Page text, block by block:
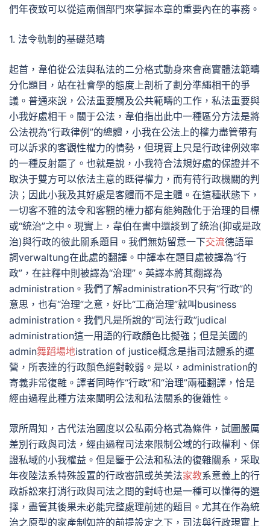
們年夜致可以從這兩個部門來掌握本章的重要內在的事務。
1. 法令軌制的基礎范疇
起首，韋伯從公法與私法的二分格式動身來會商實體法範疇
分化題目，站在社會學的態度上剖析了劃分準繩相干的爭
議。普通來說，公法重要觸及公共範疇的工作，私法重要與
小我好處相干。關于公法，韋伯指出此中一種區分方法是將
公法視為“行政律例”的總體，小我在公法上的權力盡管帶有
可以訴求的客觀性權力的情勢，但現實上只是行政律例效率
的一種反射罷了。也就是說，小我符合法規好處的保證并不
取決于雙方可以依法主意的既得權力，而有待行政機關的判
決；因此小我及其好處是客體而不是主體。在這種狀態下，
一切客不雅的法令和客觀的權力都有能夠融化于治理的目標
或“統治”之中。現實上，韋伯在書中還談到了統治(抑或是政
治)與行政的彼此關系題目。我們無妨留意一下交流德語單
詞verwaltung在此處的翻譯。中譯本在題目處被譯為“行
政”，在註釋中則被譯為“治理”。英譯本將其翻譯為
administration。我們了解administration不只有“行政”的
意思，也有“治理”之意，好比“工商治理”就叫business
administration。我們凡是所說的“司法行政”judical
administration這一用語的行政顏色比擬強；但是美國的
admin舞蹈場地istration of justice概念是指司法體系的運
營，所表達的行政顏色絕對較弱。是以，administration的
寄義非常復雜。譯者同時作“行政”和“治理”兩種翻譯，恰是
經由過程此種方法來闡明公法和私法關系的復雜性。
眾所周知，古代法治國度以公私兩分格式為條件，試圖嚴厲
差別行政與司法，經由過程司法來限制公域的行政權利、保
證私域的小我權益。但是鑒于公法和私法的復雜關系，采取
年夜陸法系特殊設置的行政審訊或英美法家教系意義上的行
政訴訟來打消行政與司法之間的對峙也是一種可以懂得的選
擇，盡管其後果未必能完整處理前述的題目。尤其在作為統
治之原型的家產制如許的前提設定之下，司法與行政現實上